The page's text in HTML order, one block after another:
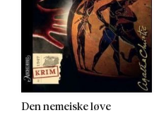
Den nemeiske løve